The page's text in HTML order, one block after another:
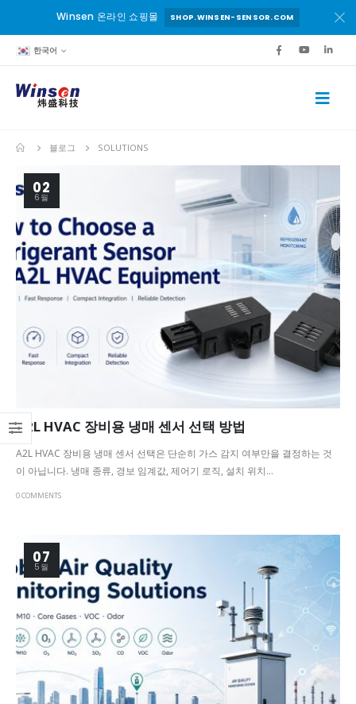
Winsen 온라인 쇼핑몰 SHOP.WINSEN-SENSOR.COM
한국어
블로그 SOLUTIONS
02
6월
A2L HVAC 장비용 냉매 센서 선택 방법
A2L HVAC 장비용 냉매 센서 선택은 단순히 가스 감지 여부만을 결정하는 것
이 아닙니다. 냉매 종류, 경보 임계값, 제어기 로직, 설치 위치...
0 COMMENTS
07
5월